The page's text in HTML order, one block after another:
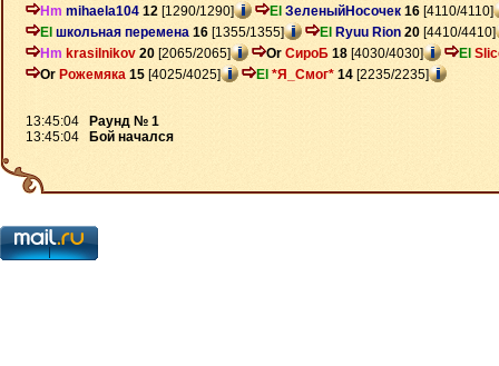
Hm mihaela104 12 [1290/1290] El ЗеленыйНосочек 16 [4110/4110]
El школьная перемена 16 [1355/1355] El Ryuu Rion 20 [4410/4410]
Hm krasilnikov 20 [2065/2065] Or СироБ 18 [4030/4030] El
Or Рожемяка 15 [4025/4025] El *Я_Смог* 14 [2235/2235]
13:45:04
Раунд № 1
13:45:04
Бой начался